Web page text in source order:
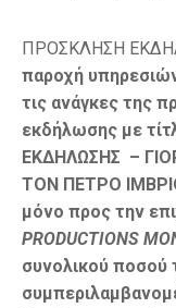
ΠΡΟΣΚΛΗΣΗ
παροχή
τις ανάγκες της
εκδήλωσης με
ΕΚΔΗΛΩΣΗΣ –
ΤΟΝ ΠΕΤΡΟ
μόνο προς την
PRODUCTIONS
συνολικού